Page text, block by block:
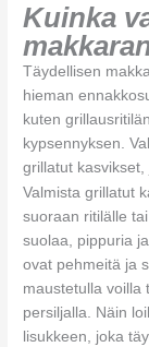
Kuinka
Täydellisen
hieman
kuten
kypsennyksen.
grillatut
Valmista grillatut
suoraan ritilälle
suolaa, pippuria
ovat pehmeitä ja
maustetulla voilla
persiljalla. Näin
lisukkeen, joka